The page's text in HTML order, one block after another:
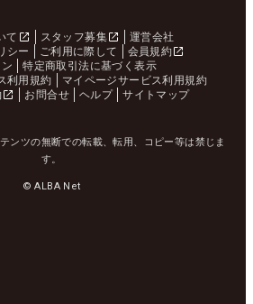
て スタッフ募集
運営会社
シー
ご利用に際して
会員規約
特定商取引法に基づく表示
利用規約
マイページサービス利用規約
お問合せ ヘルプ サイトマップ
ンツの無断での転載、転用、コピー等は禁じま
す。
© ALBA Net